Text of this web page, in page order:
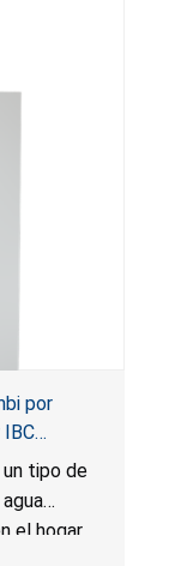
por
tipo de
el hogar.